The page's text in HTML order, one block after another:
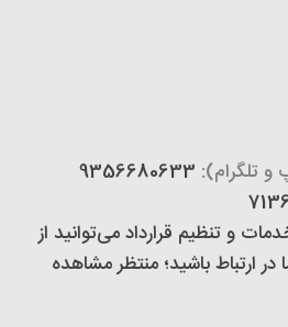
و تلگرام):
و تنظیم قرارداد می‌توانید از
ارتباط باشید؛ منتظر مشاهده